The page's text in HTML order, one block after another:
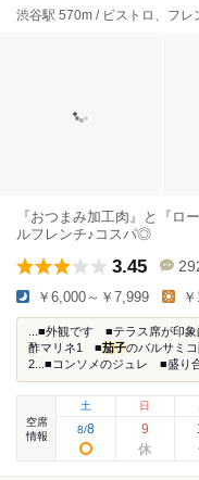
渋谷駅 570m / ビストロ、フレ
『おつまみ加工肉』と『ロ
ルフレンチ♪コスパ◎
3.45
￥6,000～￥7,999
...■外観です ■テラス席が印
酢マリネ1 ■茄子のバルサミ
2...■コンソメのジュレ ■盛り
空席
情報
土
8/8
日
9